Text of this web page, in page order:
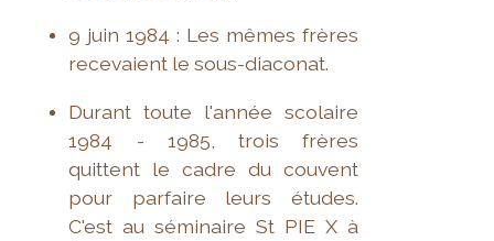
9 juin 1984 : Les mêmes frères
recevaient le sous-diaconat.
Durant toute l'année scolaire
1984 - 1985, trois frères
quittent le cadre du couvent
pour parfaire leurs études.
C'est au séminaire St PIE X à